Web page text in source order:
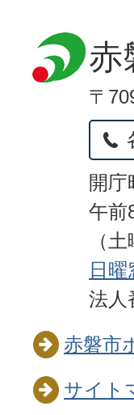
赤
〒
開庁
午前
（
日曜
法人
赤磐市
サイト